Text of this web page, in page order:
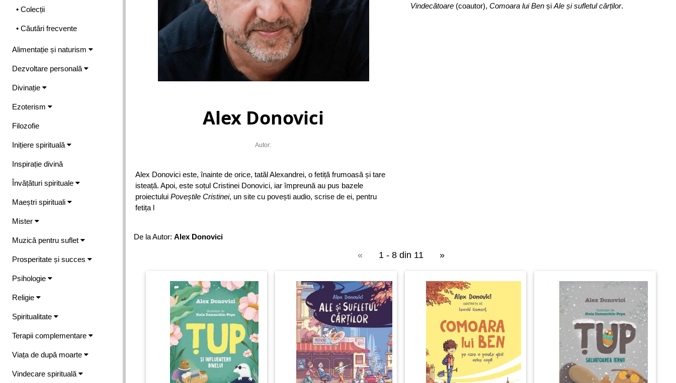
• Colecții
• Căutări frecvente
Alimentație și naturism
Dezvoltare personală
Divinație
Ezoterism
Filozofie
Inițiere spirituală
Inspirație divină
Învățături spirituale
Maeștri spirituali
Mister
Muzică pentru suflet
Prosperitate și succes
Psihologie
Religie
Spiritualitate
Terapii complementare
Viața de după moarte
Vindecare spirituală
Alex Donovici
Autor:
Alex Donovici este, înainte de orice, tatăl Alexandrei, o fetiță frumoasă și tare
isteață. Apoi, este soțul Cristinei Donovici, iar împreună au pus bazele
proiectului Poveștile Cristinei, un site cu povești audio, scrise de ei, pentru
fetița l
Vindecătoare(coautor), Comoara lui BenșiAle și sufletul cărților.
De la Autor: Alex Donovici
« 1 - 8 din 11 »